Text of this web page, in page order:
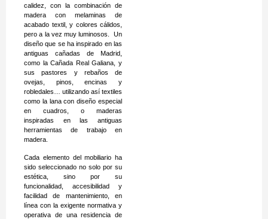
calidez, con la combinación de
madera con melaminas de
acabado textil, y colores cálidos,
pero a la vez muy luminosos. Un
diseño que se ha inspirado en las
antiguas cañadas de Madrid,
como la Cañada Real Galiana, y
sus pastores y rebaños de
ovejas, pinos, encinas y
robledales… utilizando así textiles
como la lana con diseño especial
en cuadros, o maderas
inspiradas en las antiguas
herramientas de trabajo en
madera.
Cada elemento del mobiliario ha
sido seleccionado no solo por su
estética, sino por su
funcionalidad, accesibilidad y
facilidad de mantenimiento, en
línea con la exigente normativa y
operativa de una residencia de